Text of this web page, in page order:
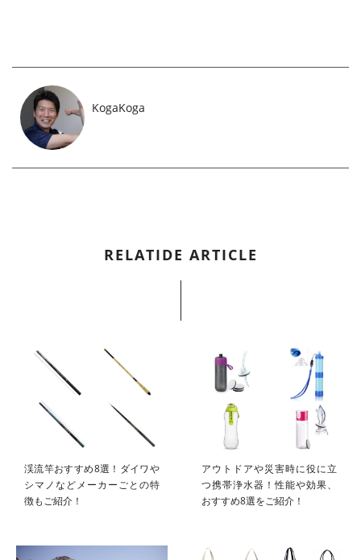
KogaKoga
RELATIDE ARTICLE
渓流竿おすすめ8選！ダイワや
シマノなどメーカーごとの特
徴もご紹介！
アウトドアや災害時に役に立
つ携帯浄水器！性能や効果、
おすすめ8選をご紹介！